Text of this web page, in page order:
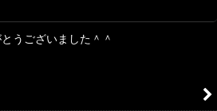
うございました＾＾